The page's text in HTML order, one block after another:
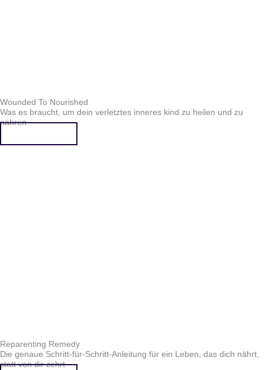
Wounded To Nourished
Was es braucht, um dein verletztes inneres kind zu heilen und zu
nähren
Reparenting Remedy
Die genaue Schritt-für-Schritt-Anleitung für ein Leben, das dich nährt,
statt von dir zehrt